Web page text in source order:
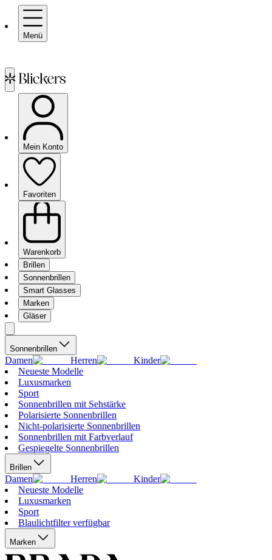
Menü
Mein Konto
Favoriten
Warenkorb
Brillen
Sonnenbrillen
Smart Glasses
Marken
Gläser
Sonnenbrillen
Damen Herren
Kinder
Neueste Modelle
Luxusmarken
Sport
Sonnenbrillen mit Sehstärke
Polarisierte Sonnenbrillen
Nicht-polarisierte Sonnenbrillen
Sonnenbrillen mit Farbverlauf
Gespiegelte Sonnenbrillen
Brillen
Damen Herren
Kinder
Neueste Modelle
Luxusmarken
Sport
Blaulichtfilter verfügbar
Marken